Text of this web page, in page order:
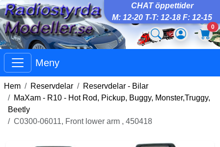
CHAT öppettider
M: 12-20 T-T: 12-18 F: 12-15
0
Meny
Hem Reservdelar
Reservdelar - Bilar
MaXam - R10 - Hot Rod, Pickup, Buggy, Monster,Truggy,
Beetly
C0300-06011, Front lower arm , 450418